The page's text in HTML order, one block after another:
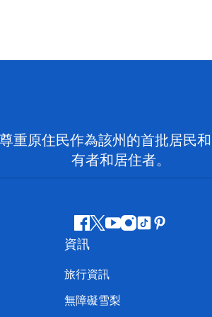
重原住民作為該州的首批居民
有者和居住者。
Facebook
嘰
喳
喳
Youtube
Instagram
抖 Pinterest
資訊
旅行資訊
無障礙雪梨